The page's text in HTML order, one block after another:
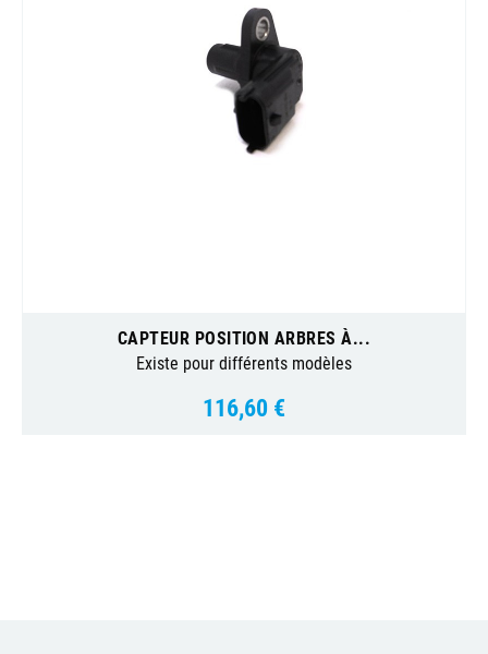
CAPTEUR POSITION ARBRES À...
Existe pour différents modèles
Prix
116,60 €